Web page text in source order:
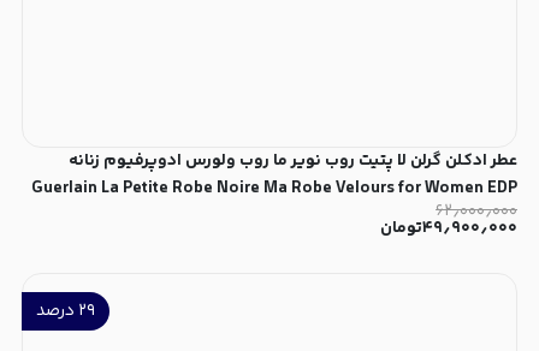
عطر ادکلن گرلن لا پتیت روب نویر ما روب ولورس ادوپرفیوم زنانه
Guerlain La Petite Robe Noire Ma Robe Velours for Women EDP
۶۲٫۰۰۰٫۰۰۰
۴۹٫۹۰۰٫۰۰۰تومان
۲۹ درصد